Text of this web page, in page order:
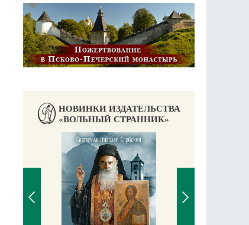
НОВИНКИ ИЗДАТЕЛЬСТВА
«ВОЛЬНЫЙ СТРАННИК»